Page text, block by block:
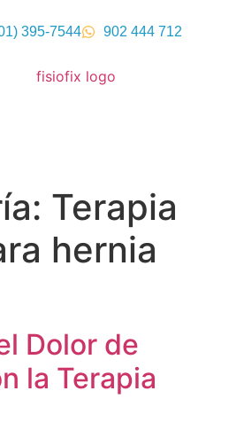
395-7544 902 444 712
Terapia
hernia
Dolor de
la Terapia